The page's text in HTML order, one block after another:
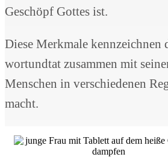
Geschöpf Gottes ist.
Diese Merkmale kennzeichnen
wortundtat zusammen mit
Menschen in verschiedenen
macht.